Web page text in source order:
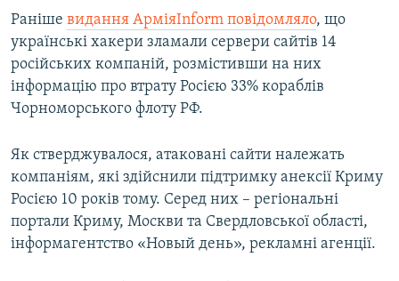
Усі сайти RFE/RL
Раніше видання АрміяInform повідомляло, що
українські хакери зламали сервери сайтів 14
російських компаній, розмістивши на них
інформацію про втрату Росією 33% кораблів
Чорноморського флоту РФ.
Як стверджувалося, атаковані сайти належать
компаніям, які здійснили підтримку анексії Криму
Росією 10 років тому. Серед них – регіональні
портали Криму, Москви та Свердловської області,
інформагентство «Новый день», рекламні агенції.